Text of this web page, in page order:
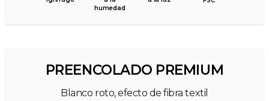
humedad
PREENCOLADO PREMIUM
Blanco roto, efecto de fibra textil